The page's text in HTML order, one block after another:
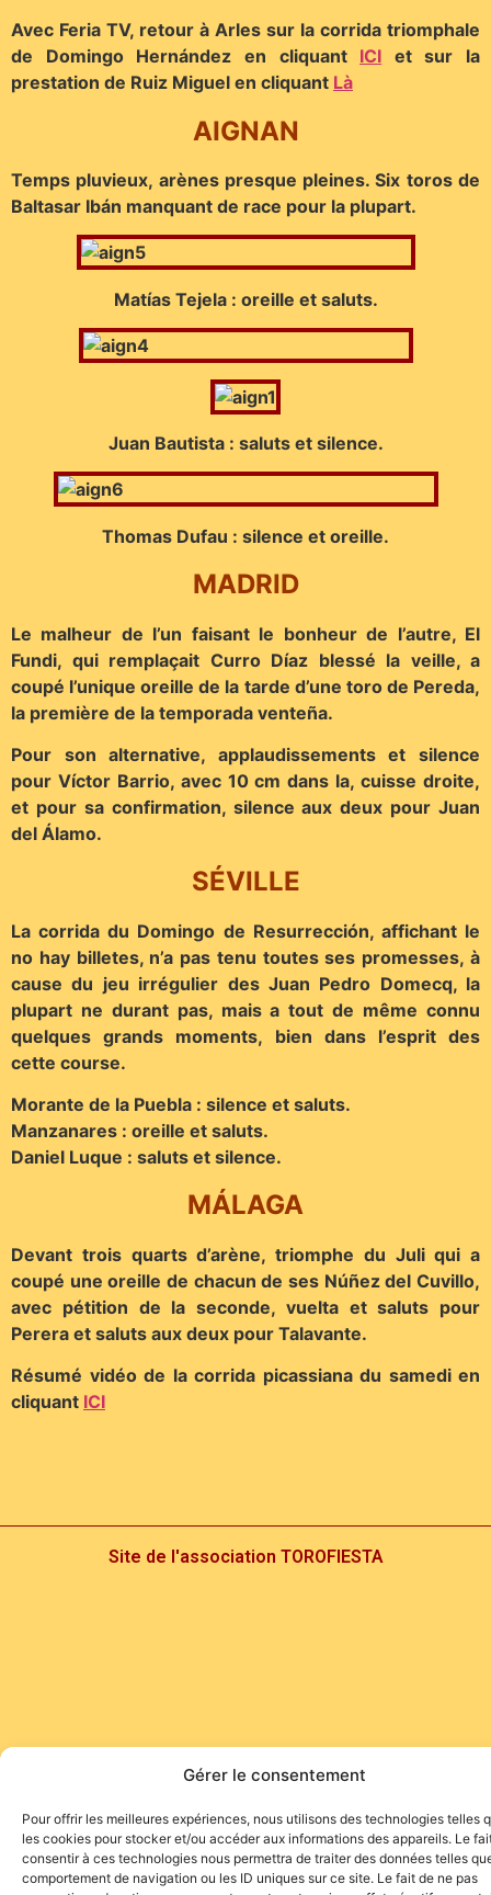
Gérer le consentement
Pour offrir les meilleures expériences, nous utilisons des technologies telles
les cookies pour stocker et/ou accéder aux informations des appareils. Le
consentir à ces technologies nous permettra de traiter des données telles
comportement de navigation ou les ID uniques sur ce site. Le fait de ne pas
Avec Feria TV, retour à Arles sur la corrida triomphale
de Domingo Hernández en cliquant ICI et sur la
prestation de Ruiz Miguel en cliquant Là
AIGNAN
Temps pluvieux, arènes presque pleines. Six toros de
Baltasar Ibán manquant de race pour la plupart.
Matías Tejela : oreille et saluts.
Juan Bautista : saluts et silence.
Thomas Dufau : silence et oreille.
MADRID
Le malheur de l’un faisant le bonheur de l’autre, El
Fundi, qui remplaçait Curro Díaz blessé la veille, a
coupé l’unique oreille de la tarde d’une toro de Pereda,
la première de la temporada venteña.
Pour son alternative, applaudissements et silence
pour Víctor Barrio, avec 10 cm dans la, cuisse droite,
et pour sa confirmation, silence aux deux pour Juan
del Álamo.
SÉVILLE
La corrida du Domingo de Resurrección, affichant le
no hay billetes, n’a pas tenu toutes ses promesses, à
cause du jeu irrégulier des Juan Pedro Domecq, la
plupart ne durant pas, mais a tout de même connu
quelques grands moments, bien dans l’esprit des
cette course.
Morante de la Puebla : silence et saluts.
Manzanares : oreille et saluts.
Daniel Luque : saluts et silence.
MÁLAGA
Devant trois quarts d’arène, triomphe du Juli qui a
coupé une oreille de chacun de ses Núñez del Cuvillo,
avec pétition de la seconde, vuelta et saluts pour
Perera et saluts aux deux pour Talavante.
Résumé vidéo de la corrida picassiana du samedi en
cliquant ICI
Site de l'association TOROFIESTA